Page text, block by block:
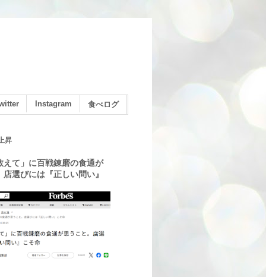
Instagram 食べログ
昇
えて」に百戦錬磨の食通が
選びには『正しい問い』